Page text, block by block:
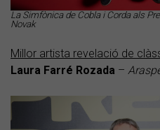
La Simfònica de Cobla i Corda als
Novak
Millor artista revelació de
Laura Farré Rozada –